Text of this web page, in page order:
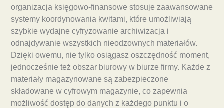
organizacja księgowo-finansowe stosuje zaawansowane
systemy koordynowania kwitami, które umożliwiają
szybkie wydajne cyfryzowanie archiwizacja i
odnajdywanie wszystkich nieodzownych materiałów.
Dzięki owemu, nie tylko osiągasz oszczędność moment,
jednocześnie też obszar biurowy w biurze firmy. Każde z
materiały magazynowane są zabezpieczone
składowane w cyfrowym magazynie, co zapewnia
możliwość dostęp do danych z każdego punktu i o